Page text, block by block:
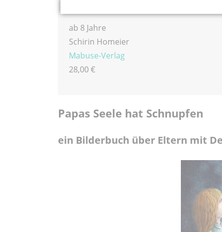
ab 8 Jahre
Schirin Homeier
Mabuse-Verlag
28,00 €
Papas Seele hat Schnupfen
ein Bilderbuch über Eltern mit